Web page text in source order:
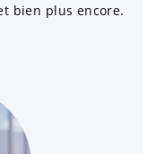
bien plus encore.